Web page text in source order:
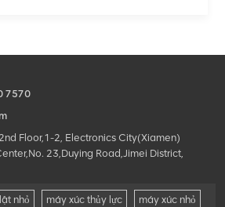
7570
Floor,1-2, Electronics City(Xiamen)
23,Duying Road,Jimei District,
nhỏ máy xúc thủy lực máy xúc nhỏ